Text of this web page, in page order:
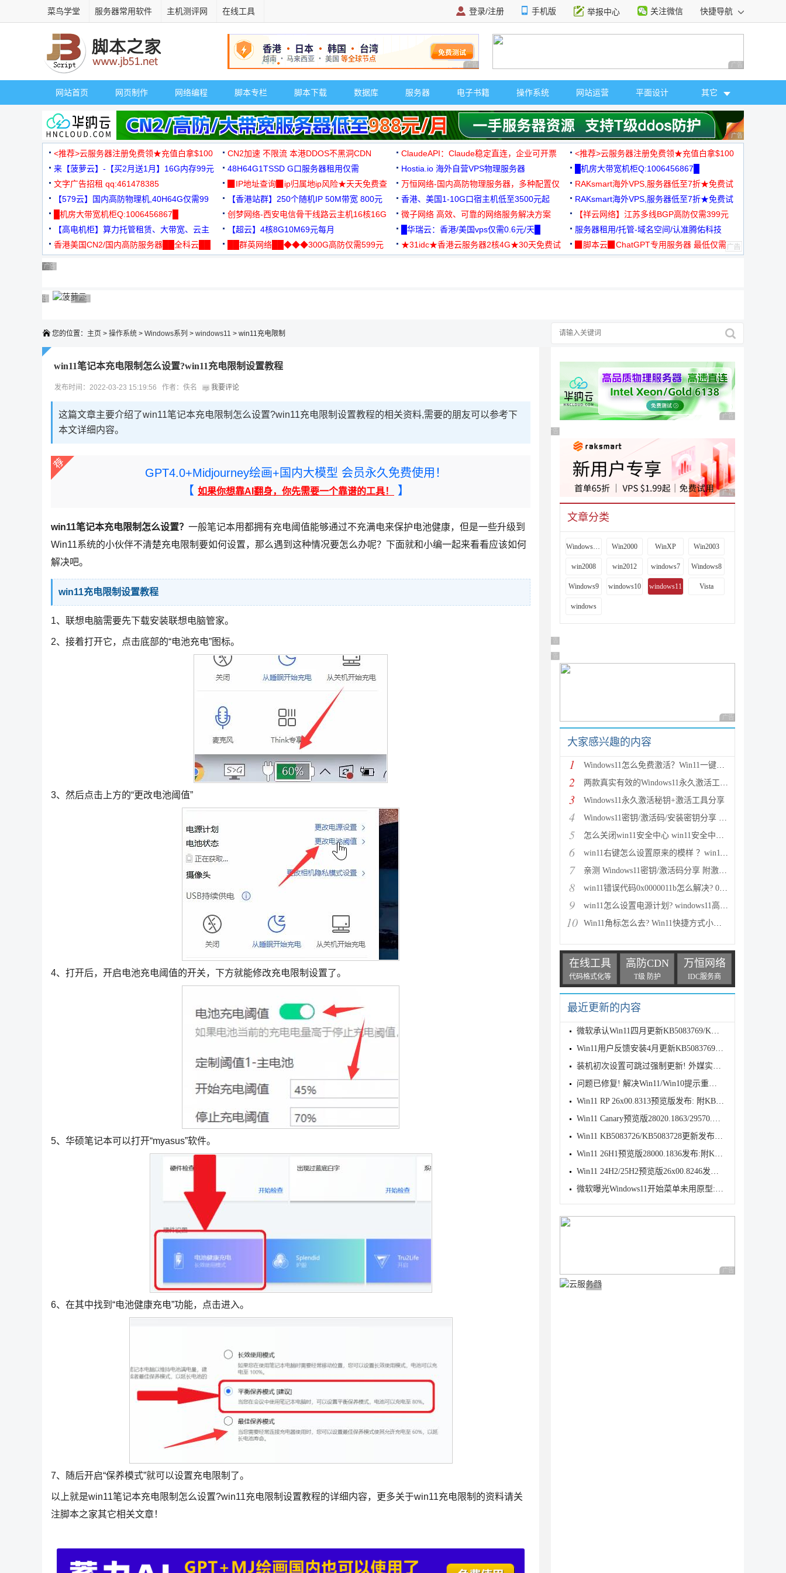
菜鸟学堂 服务器常用软件 主机测评网 在线工具 登录/注册 手机版 举报中心 关注微信 快捷导航
广告 商业广告，理性选择 广告 商业广告，理
网站首页 网页制作 网络编程 脚本专栏 脚本下载 数据库 服务器 电子书籍 操作系统 网站运营 平面设计 其它
广告 商业广告，理
<推荐>云服务器注册免费领★充值白拿$100 CN2加速 不限流 本港DDOS不黑洞CDN ClaudeAPI：Claude稳定直连，企业可开票
<推荐>云服务器注册免费领★充值白拿$100
来【菠萝云】-【买2月送1月】16G内存99元
48H64G1TSSD G口服务器租用仅需
3000+可免费测试
Hostia.io 海外自营VPS物理服务器
█机房大带宽机柜Q:1006456867█
文字广告招租 qq:461478385
▉IP地址查询▉ip归属地ip风险★天天免费查
万恒网络-国内高防物理服务器，多种配置仅
99元/月起
RAKsmart海外VPS,服务器低至7折★免费试
用★
【579云】国内高防物理机,40H64G仅需99
元
【香港站群】250个随机IP 50M带宽 800元 香港、美国1-10G口宿主机低至3500元起
RAKsmart海外VPS,服务器低至7折★免费试
用★
█机房大带宽机柜Q:1006456867█
创梦网络-西安电信骨干线路云主机16核16G
88元/月
微子网络 高效、可靠的网络服务解决方案
【祥云网络】江苏多线BGP高防仅需399元
【高电机柜】算力托管租赁、大带宽、云主
机
【超云】4核8G10M69元每月 █华瑞云：香港/美国vps仅需0.6元/天█
服务器租用/托管-域名空间/认准腾佑科技
香港美国CN2/国内高防服务器██全科云██
██群英网络██◆◆◆300G高防仅需599元
★31idc★香港云服务器2核4G★30天免费试
▉脚本云▉ChatGPT专用服务器 最低仅需
广告 商业广告，理性选择
广告 商业广告，理性选择
广告 商业广告，理性选择
广告 商业广告，理性选择
广告 商业广告，理性选择
广告 商业广告，理性选择
广告 商业广告，理性选择
广告 商业广告，理性选择广告 商业广告，理性选择
广告 商业广告，理性选择
您的位置： 主页 > 操作系统 > Windows系列 > windows11 > win11充电限制
win11笔记本充电限制怎么设置?win11充电限制设置教程
发布时间：2022-03-23 15:19:56 作者：佚名 我要评论
这篇文章主要介绍了win11笔记本充电限制怎么设置?win11充电限制设置教程的相关资料,需要的朋友可以参考下
本文详细内容。
GPT4.0+Midjourney绘画+国内大模型 会员永久免费使用！
【 如果你想靠AI翻身，你先需要一个靠谱的工具！ 】
win11笔记本充电限制怎么设置？ 一般笔记本用都拥有充电阈值能够通过不充满电来保护电池健康，但是一些升级到
Win11系统的小伙伴不清楚充电限制要如何设置，那么遇到这种情况要怎么办呢？下面就和小编一起来看看应该如何
解决吧。
win11充电限制设置教程
1、联想电脑需要先下载安装联想电脑管家。
2、接着打开它，点击底部的“电池充电”图标。
3、然后点击上方的“更改电池阈值”
4、打开后，开启电池充电阈值的开关，下方就能修改充电限制设置了。
5、华硕笔记本可以打开“myasus”软件。
6、在其中找到“电池健康充电”功能，点击进入。
7、随后开启“保养模式”就可以设置充电限制了。
以上就是win11笔记本充电限制怎么设置?win11充电限制设置教程的详细内容，更多关于win11充电限制的资料请关
注脚本之家其它相关文章！
广告 商业广告，理性
广告 商业广告，理性选择
广告 商业广告，理性
文章分类
Windows 9x Win2000 WinXP Win2003
win2008 win2012 windows7 Windows8
Windows9 windows10 windows11 Vista
windows
广告 商业广告，理性选择
广告 商业广告，理性选择
广告 商业广告，理性
大家感兴趣的内容
1 Windows11怎么免费激活？Win11一键激活方法汇总(附安
2 两款真实有效的Windows11永久激活工具 附激活码
3 Windows11永久激活秘钥+激活工具分享
4 Windows11密钥/激活码/安装密钥分享 附激活工具+教程
5 怎么关闭win11安全中心 win11安全中心关闭步骤
6 win11右键怎么设置原来的模样 ？win11右键菜单改回传
7 亲测 Windows11密钥/激活码分享 附激活工具
8 win11错误代码0x0000011b怎么解决? 0x0000011b问题的
9 win11怎么设置电源计划? windows11高性能模式的设置方
10 Win11角标怎么去? Win11快捷方式小箭头的两种消除方法
在线工具
代码格式化等
高防CDN
T级 防护
万恒网络
IDC服务商
最近更新的内容
微软承认Win11四月更新KB5083769/KB5082052致远程桌面
Win11用户反馈安装4月更新KB5083769后遇到打印故障
装机初次设置可跳过强制更新! 外媒实测Win11 OOBE 新
问题已修复! 解决Win11/Win10提示重新连接你的文件历
Win11 RP 26x00.8313预览版发布: 附KB5083631完整更新
Win11 Canary预览版28020.1863/29570.1000发布:优化文
Win11 KB5083726/KB5083728更新发布:附完整更新日志
Win11 26H1预览版28000.1836发布:附KB5083768完整更新
Win11 24H2/25H2预览版26x00.8246发布:附KB5083769完
微软曝光Windows11开始菜单未用原型:动态磁贴情怀难消
广告 商业广告，理性
广告 商业广告，理性选择